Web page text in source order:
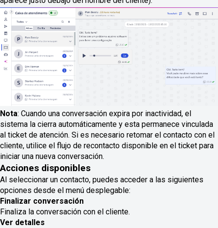
Nota: Cuando una conversación expira por inactividad, el
sistema la cierra automáticamente y esta permanece vinculada
al ticket de atención. Si es necesario retomar el contacto con el
cliente, utilice el flujo de recontacto disponible en el ticket para
iniciar una nueva conversación.
Acciones disponibles
Al seleccionar un contacto, puedes acceder a las siguientes
opciones desde el menú desplegable:
Finalizar conversación
Finaliza la conversación con el cliente.
Ver detalles